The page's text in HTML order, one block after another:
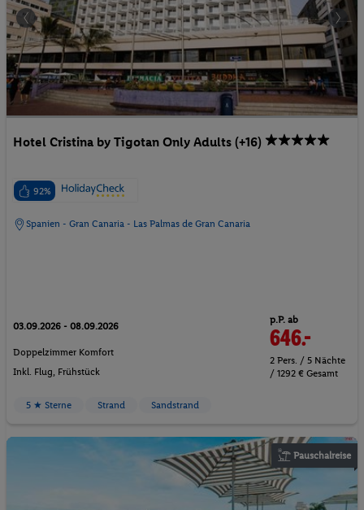
Hotel Cristina by Tigotan Only Adults (+16)
92%
Spanien - Gran Canaria - Las Palmas de Gran Canaria
03.09.2026 - 08.09.2026
Doppelzimmer Komfort
Inkl. Flug, Frühstück
p.P. ab
646.-
2 Pers. / 5 Nächte
/ 1292 € Gesamt
5 ★ Sterne Strand Sandstrand
Pauschalreise